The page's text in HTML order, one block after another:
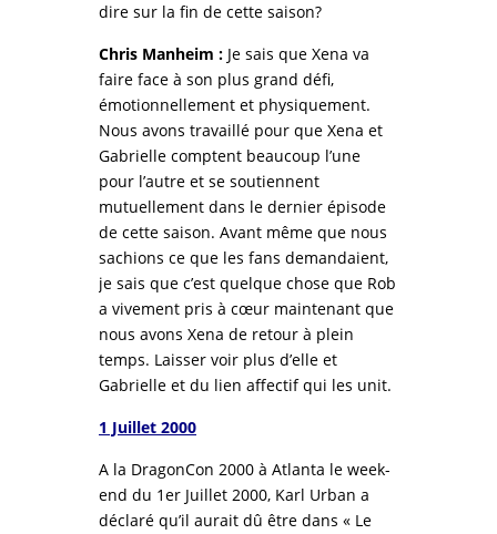
dire sur la fin de cette saison?
Chris Manheim : Je sais que Xena va
faire face à son plus grand défi,
émotionnellement et physiquement.
Nous avons travaillé pour que Xena et
Gabrielle comptent beaucoup l’une
pour l’autre et se soutiennent
mutuellement dans le dernier épisode
de cette saison. Avant même que nous
sachions ce que les fans demandaient,
je sais que c’est quelque chose que Rob
a vivement pris à cœur maintenant que
nous avons Xena de retour à plein
temps. Laisser voir plus d’elle et
Gabrielle et du lien affectif qui les unit.
1 Juillet 2000
A la DragonCon 2000 à Atlanta le week-
end du 1er Juillet 2000, Karl Urban a
déclaré qu’il aurait dû être dans « Le